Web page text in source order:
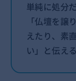
単純に処分
「仏壇を譲
えたり、素
い」と伝え